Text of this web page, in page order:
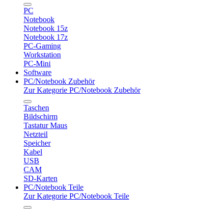
PC
Notebook
Notebook 15z
Notebook 17z
PC-Gaming
Workstation
PC-Mini
Software
PC/Notebook Zubehör
Zur Kategorie PC/Notebook Zubehör
Taschen
Bildschirm
Tastatur Maus
Netzteil
Speicher
Kabel
USB
CAM
SD-Karten
PC/Notebook Teile
Zur Kategorie PC/Notebook Teile